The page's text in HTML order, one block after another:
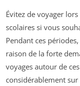
Évitez de voyager
scolaires si vous
Pendant ces
raison de la forte
voyages autour de
considérablement